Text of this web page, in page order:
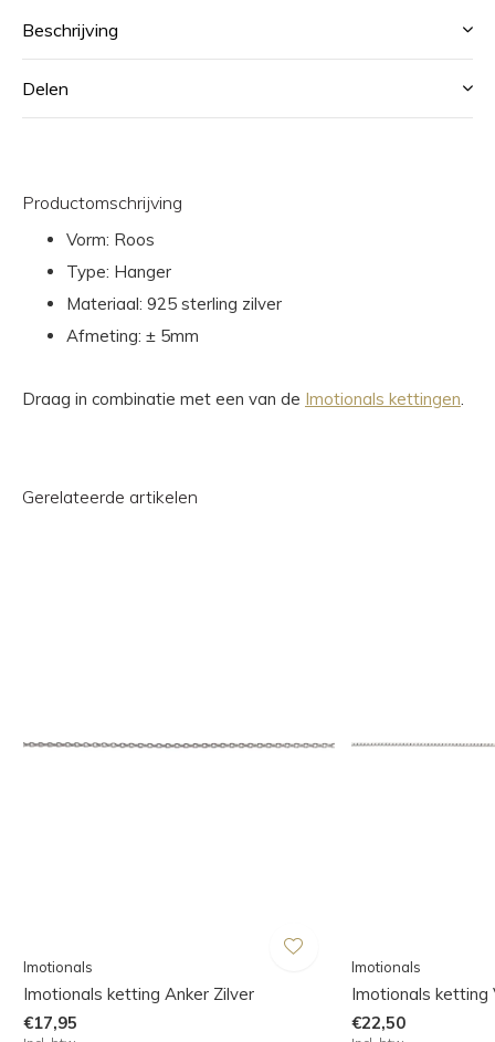
Beschrijving
Delen
Productomschrijving
Vorm: Roos
Type: Hanger
Materiaal: 925 sterling zilver
Afmeting: ± 5mm
Draag in combinatie met een van de Imotionals kettingen
Gerelateerde artikelen
Imotionals
Imotionals ketting Anker Zilver
€17,95
Imotionals
Imotionals ketting
€22,50